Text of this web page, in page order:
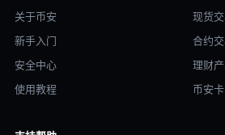
关于币安
新手入门
安全中心
使用教程
现货
合约
理财
币安卡